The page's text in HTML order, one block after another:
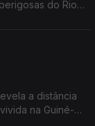
do Rio
a distância
na Guiné-